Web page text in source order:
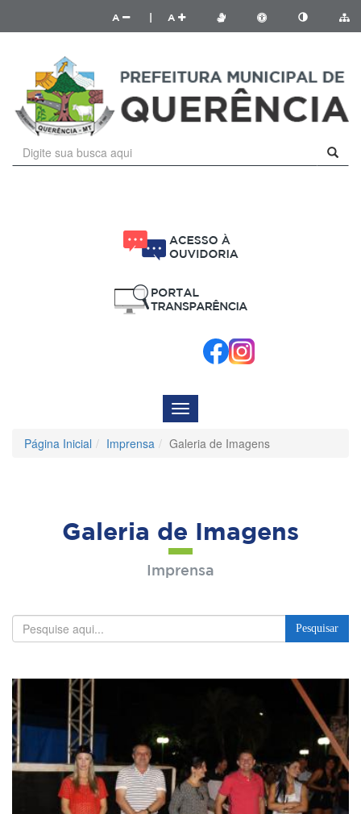
A A
Menu
de
Navegação
Página Inicial Imprensa Galeria de Imagens
Galeria de Imagens
Imprensa
Pesquisar